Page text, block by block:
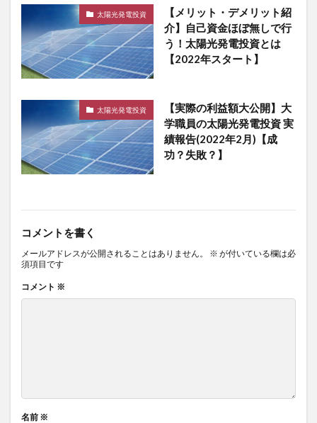
太陽光発電投資
【メリット・デメリット紹
介】自己資金ほぼ無しで行
う！太陽光発電投資とは
【2022年スタート】
太陽光発電投資
【実際の利益額大公開】大
学職員の太陽光発電投資 実
績報告(2022年2月)【成
功？失敗？】
コメントを書く
メールアドレスが公開されることはありません。 ※ が付いている欄は必
須項目です
コメント ※
名前 ※